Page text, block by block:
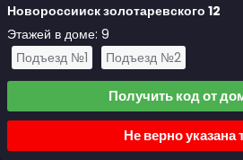
Новороссииск золотаревского 12
Этажей в доме: 9
Подъезд №1
Подъезд №2
Получить код от
Не верно указана